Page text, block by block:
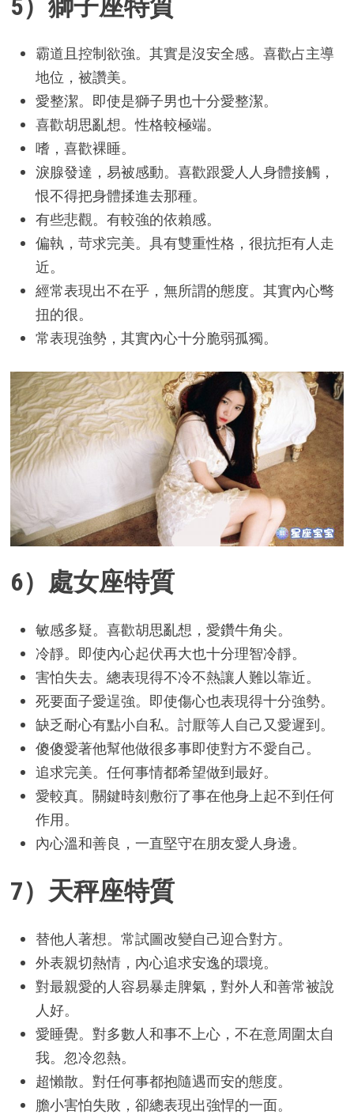
霸道且控制欲強。其實是沒安全感。喜歡占主導
地位，被讚美。
愛整潔。即使是獅子男也十分愛整潔。
喜歡胡思亂想。性格較極端。
嗜，喜歡裸睡。
淚腺發達，易被感動。喜歡跟愛人人身體接觸，
恨不得把身體揉進去那種。
有些悲觀。有較強的依賴感。
偏執，苛求完美。具有雙重性格，很抗拒有人走
近。
經常表現出不在乎，無所謂的態度。其實內心彆
扭的很。
常表現強勢，其實內心十分脆弱孤獨。
6）處女座特質
敏感多疑。喜歡胡思亂想，愛鑽牛角尖。
冷靜。即使內心起伏再大也十分理智冷靜。
害怕失去。總表現得不冷不熱讓人難以靠近。
死要面子愛逞強。即使傷心也表現得十分強勢。
缺乏耐心有點小自私。討厭等人自己又愛遲到。
傻傻愛著他幫他做很多事即使對方不愛自己。
追求完美。任何事情都希望做到最好。
愛較真。關鍵時刻敷衍了事在他身上起不到任何
作用。
內心溫和善良，一直堅守在朋友愛人身邊。
7）天秤座特質
替他人著想。常試圖改變自己迎合對方。
外表親切熱情，內心追求安逸的環境。
對最親愛的人容易暴走脾氣，對外人和善常被說
人好。
愛睡覺。對多數人和事不上心，不在意周圍太自
我。忽冷忽熱。
超懶散。對任何事都抱隨遇而安的態度。
膽小害怕失敗，卻總表現出強悍的一面。